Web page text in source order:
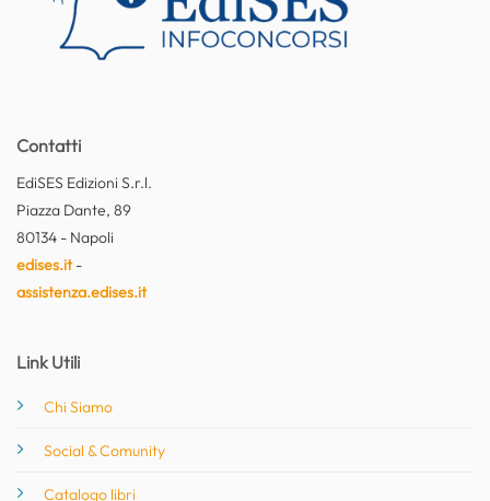
Contatti
EdiSES Edizioni S.r.l.
Piazza Dante, 89
80134 - Napoli
edises.it-
assistenza.edises.it
Link Utili
Chi Siamo
Social & Comunity
Catalogo libri